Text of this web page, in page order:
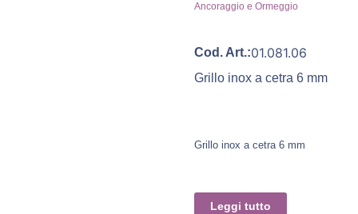
Ancoraggio e Ormeggio
Cod. Art.:01.081.06
Grillo inox a cetra 6 mm
Grillo inox a cetra 6 mm
Leggi tutto